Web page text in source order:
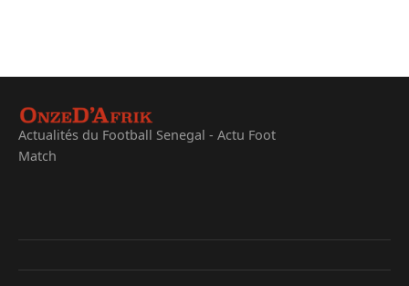
Actualités du Football Senegal - Actu Foot
Match